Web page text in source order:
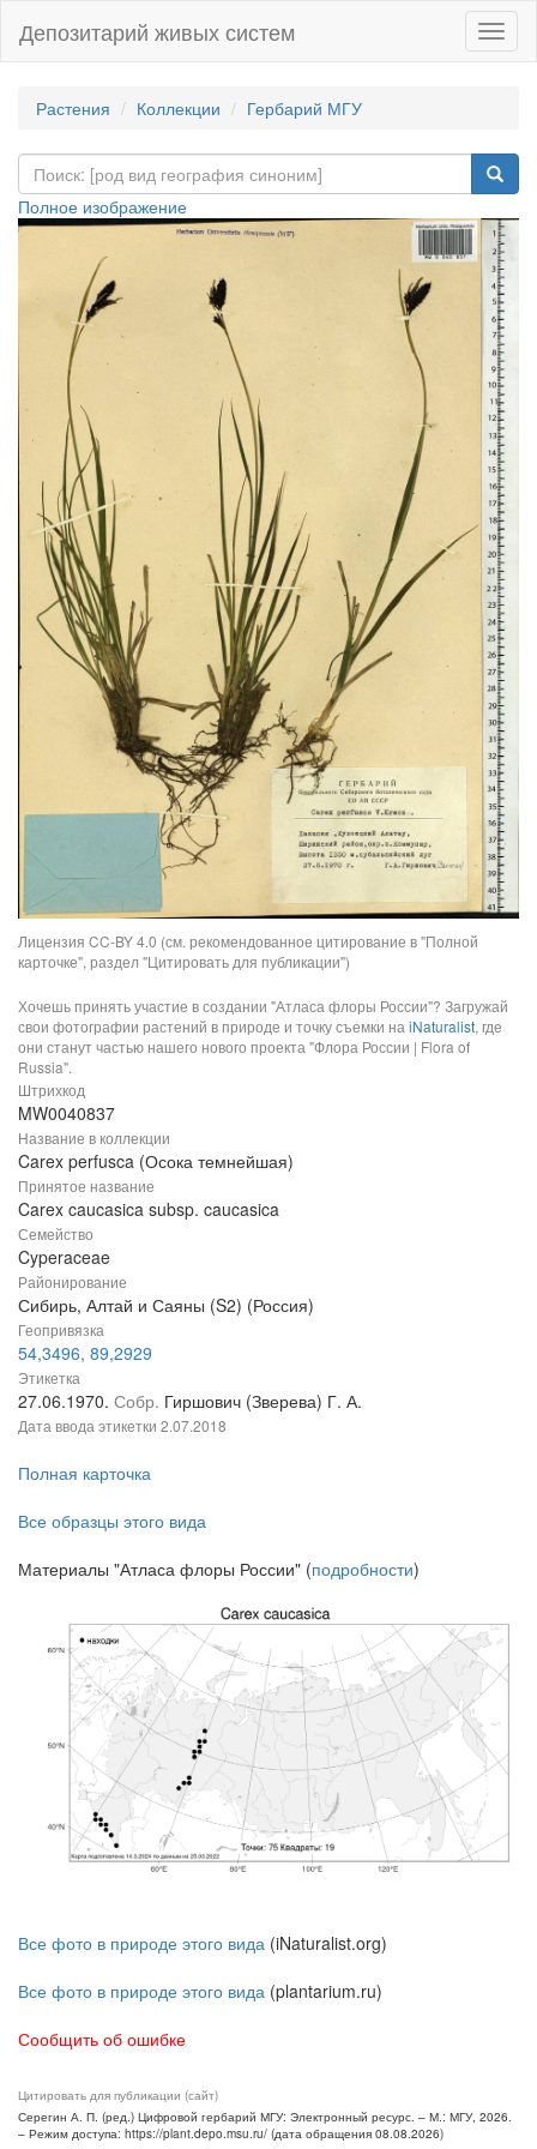
Депозитарий живых систем
Растения Коллекции Гербарий МГУ
Полное изображение
Лицензия CC-BY 4.0 (см. рекомендованное цитирование в "Полной
карточке", раздел "Цитировать для публикации")
Хочешь принять участие в создании "Атласа флоры России"? Загружай
свои фотографии растений в природе и точку съемки на iNaturalist, где
они станут частью нашего нового проекта "Флора России | Flora of
Russia".
Штрихкод
MW0040837
Название в коллекции
Carex perfusca (Осока темнейшая)
Принятое название
Carex caucasica subsp. caucasica
Семейство
Cyperaceae
Районирование
Сибирь, Алтай и Саяны (S2) (Россия)
Геопривязка
54,3496, 89,2929
Этикетка
27.06.1970. Собр. Гиршович (Зверева) Г. А.
Дата ввода этикетки 2.07.2018
Полная карточка
Все образцы этого вида
Материалы "Атласа флоры России" (подробности)
Все фото в природе этого вида (iNaturalist.org)
Все фото в природе этого вида (plantarium.ru)
Сообщить об ошибке
Цитировать для публикации (сайт)
Серегин А. П. (ред.) Цифровой гербарий МГУ: Электронный ресурс. – М.: МГУ, 2026.
– Режим доступа: https://plant.depo.msu.ru/ (дата обращения 08.08.2026)